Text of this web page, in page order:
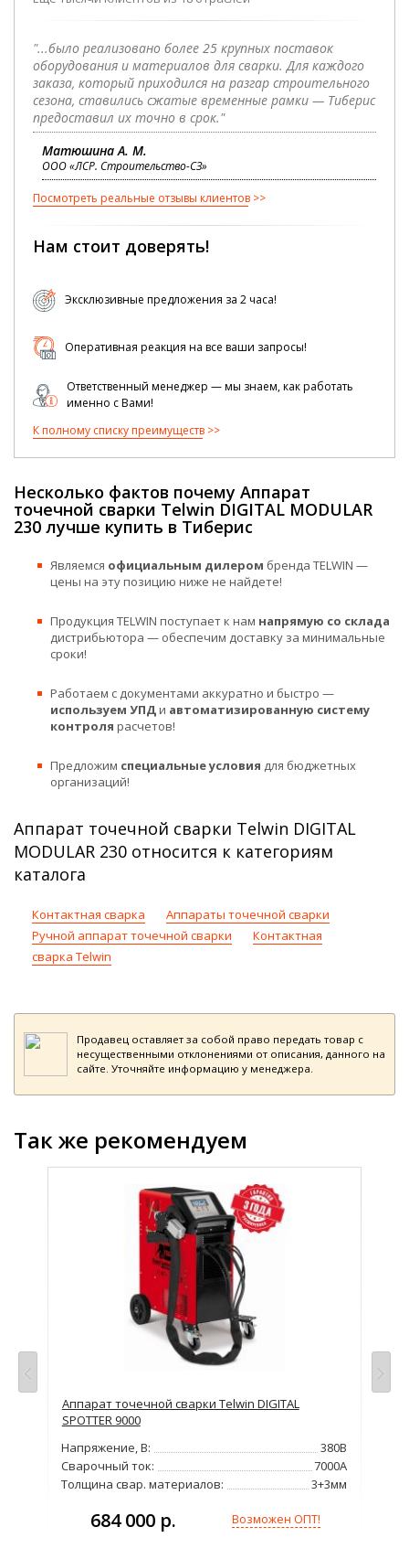
"...было реализовано более 25 крупных поставок
оборудования и материалов для сварки. Для каждого
заказа, который приходился на разгар строительного
сезона, ставились сжатые временные рамки — Тиберис
предоставил их точно в срок."
Матюшина А. М.
ООО «ЛСР. Строительство-СЗ»
Посмотреть реальные отзывы клиентов
Нам стоит доверять!
Эксклюзивные предложения за 2 часа!
Оперативная реакция на все ваши запросы!
Ответственный менеджер — мы знаем, как работать
именно с Вами!
К полному списку преимуществ
Несколько фактов почему Аппарат
точечной сварки Telwin DIGITAL MODULAR
230 лучше купить в Тиберис
Являемся официальным дилером бренда TELWIN —
цены на эту позицию ниже не найдете!
Продукция TELWIN поступает к нам напрямую со склада
дистрибьютора — обеспечим доставку за минимальные
сроки!
Работаем с документами аккуратно и быстро —
используем УПДи автоматизированную систему
контроля расчетов!
Предложим специальные условия для бюджетных
организаций!
Аппарат точечной сварки Telwin DIGITAL
MODULAR 230 относится к категориям
каталога
Контактная сварка
Аппараты точечной сварки
Ручной аппарат точечной сварки
Контактная
сварка Telwin
Продавец оставляет за собой право передать товар с
несущественными отклонениями от описания, данного на
сайте. Уточняйте информацию у менеджера.
Так же рекомендуем
Аппарат точечной сварки Telwin DIGITAL
SPOTTER 9000
Напряжение, В:
380В
Сварочный ток:
7000А
Толщина свар. материалов:
3+3мм
684 000 р. Возможен ОПТ!